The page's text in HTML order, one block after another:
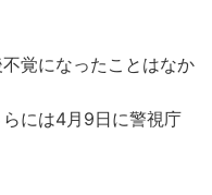
覚になったことはなか
には4月9日に警視庁